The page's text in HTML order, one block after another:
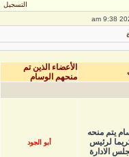
التسجيل
الأعضاء الذين تم
منحهم الوسام
يتم منحه
لرئيس
الادارة
أبو الجود